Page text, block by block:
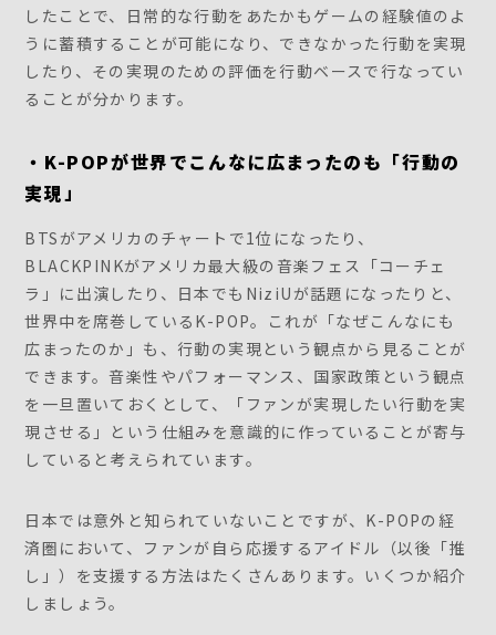
したことで、日常的な行動をあたかもゲームの経験値のよ
うに蓄積することが可能になり、できなかった行動を実現
したり、その実現のための評価を行動ベースで行なってい
ることが分かります。
・K-POPが世界でこんなに広まったのも「行動の
実現」
BTSがアメリカのチャートで1位になったり、
BLACKPINKがアメリカ最大級の音楽フェス「コーチェ
ラ」に出演したり、日本でもNiziUが話題になったりと、
世界中を席巻しているK-POP。これが「なぜこんなにも
広まったのか」も、行動の実現という観点から見ることが
できます。音楽性やパフォーマンス、国家政策という観点
を一旦置いておくとして、「ファンが実現したい行動を実
現させる」という仕組みを意識的に作っていることが寄与
していると考えられています。
日本では意外と知られていないことですが、K-POPの経
済圏において、ファンが自ら応援するアイドル（以後「推
し」）を支援する方法はたくさんあります。いくつか紹介
しましょう。